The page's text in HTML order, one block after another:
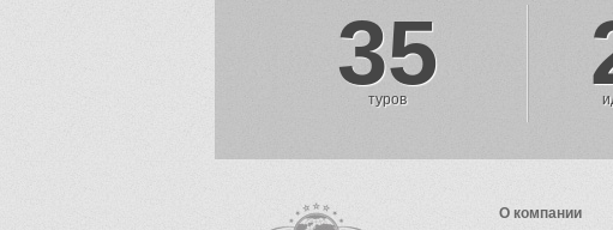
35
туров
О компании